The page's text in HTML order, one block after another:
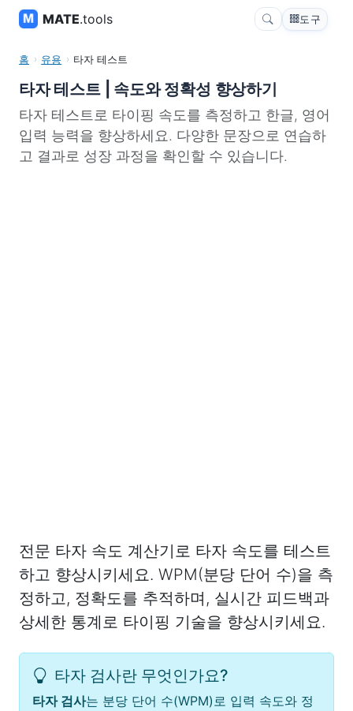
MATE.tools 도구
홈 유용 타자 테스트
타자 테스트 | 속도와 정확성 향상하기
타자 테스트로 타이핑 속도를 측정하고 한글, 영어
입력 능력을 향상하세요. 다양한 문장으로 연습하
고 결과로 성장 과정을 확인할 수 있습니다.
전문 타자 속도 계산기로 타자 속도를 테스트
하고 향상시키세요. WPM(분당 단어 수)을 측
정하고, 정확도를 추적하며, 실시간 피드백과
상세한 통계로 타이핑 기술을 향상시키세요.
타자 검사란 무엇인가요?
타자 검사는 분당 단어 수(WPM)로 입력 속도와 정